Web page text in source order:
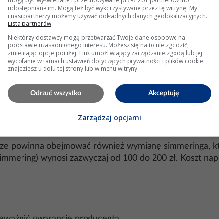
do wycieków lub hałasu.
łożysk w pralce Electrolux EWF1487HDW jest
lub wymiana całej pralki. Współczesne pralki coraz
powinna obejmować również wymianę simmeringa,
wynosi zazwyczaj od 100 do 200 zł. Koszt
udostępniane im. Mogą też być wykorzystywane przez tę witrynę. My
i nasi partnerzy możemy używać dokładnych danych geolokalizacyjnych.
Lista partnerów
Niektórzy dostawcy mogą przetwarzać Twoje dane osobowe na
podstawie uzasadnionego interesu. Możesz się na to nie zgodzić,
zmieniając opcje poniżej. Link umożliwiający zarządzanie zgodą lub jej
wycofanie w ramach ustawień dotyczących prywatności i plików cookie
znajdziesz u dołu tej strony lub w menu witryny.
Akceptuję
Odrzuć wszystko
Zarządzaj opcjami